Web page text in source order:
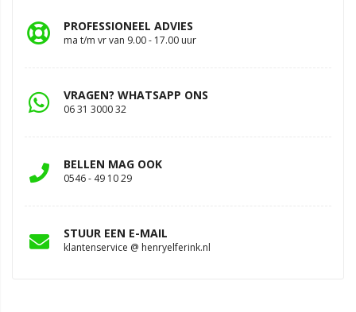
PROFESSIONEEL ADVIES
ma t/m vr van 9.00 - 17.00 uur
VRAGEN? WHATSAPP ONS
06 31 3000 32
BELLEN MAG OOK
0546 - 49 10 29
STUUR EEN E-MAIL
klantenservice @ henryelferink.nl